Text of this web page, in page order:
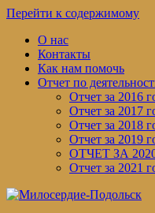
Перейти к содержимому
О нас
Контакты
Как нам помочь
Отчет по
Отчет за 2016
Отчет за 2017
Отчет за 2018
Отчет за 2019
ОТЧЕТ ЗА
Отчет за 2021